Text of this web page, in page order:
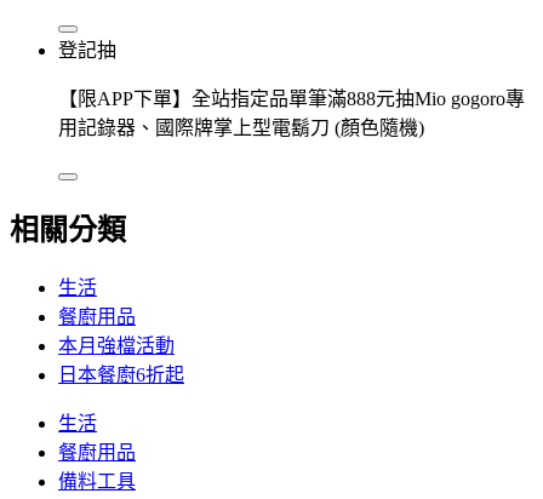
登記抽
【限APP下單】全站指定品單筆滿888元抽Mio gogoro專
用記錄器、國際牌掌上型電鬍刀 (顏色隨機)
相關分類
生活
餐廚用品
本月強檔活動
日本餐廚6折起
生活
餐廚用品
備料工具